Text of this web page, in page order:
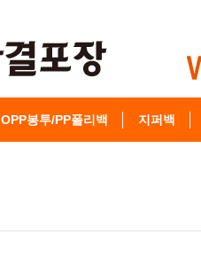
OPP봉투/PP폴리백 지퍼백